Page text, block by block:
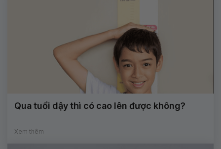
Qua tuổi dậy thì có cao lên được không?
Xem thêm